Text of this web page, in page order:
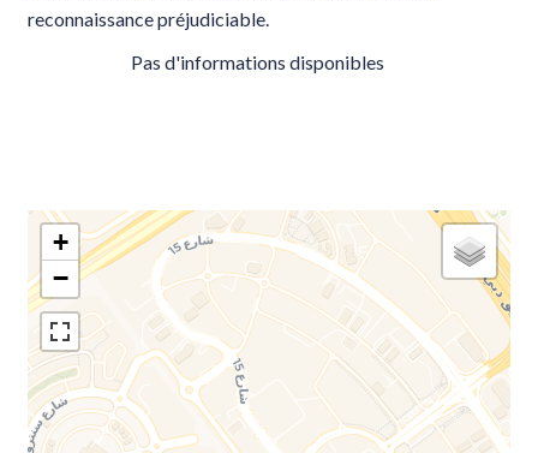
reconnaissance préjudiciable.
Pas d'informations disponibles
+
−